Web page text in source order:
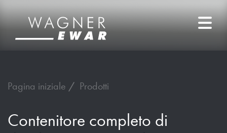
Pagina iniziale Prodotti
Contenitore completo di